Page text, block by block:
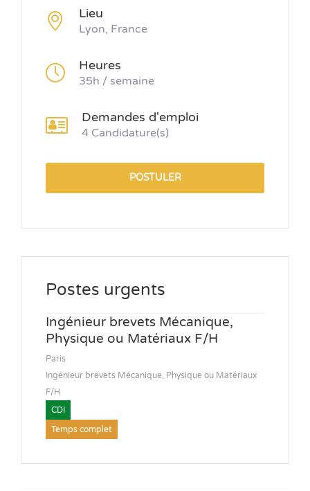
Lieu
Lyon, France
Heures
35h / semaine
Demandes d'emploi
4 Candidature(s)
POSTULER
Postes urgents
Ingénieur brevets Mécanique,
Physique ou Matériaux F/H
Paris
Ingénieur brevets Mécanique, Physique ou Matériaux
F/H
CDI
Temps complet